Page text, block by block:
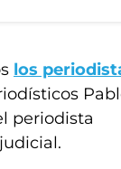
los
periodista